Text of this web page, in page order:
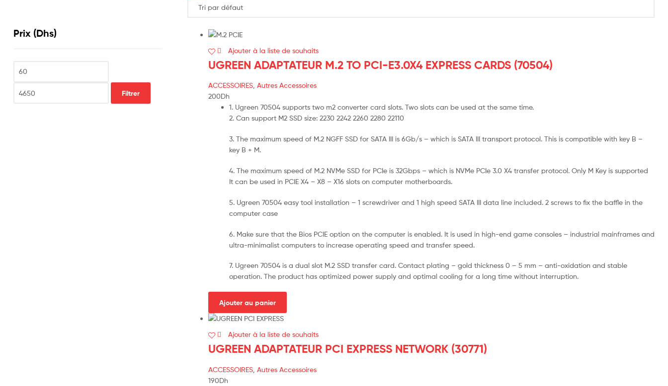
Ajouter à la liste de souhaits
UGREEN ADAPTATEUR M.2 TO PCI-E3.0X4 EXPRESS CARDS (70504)
ACCESSOIRES Autres Accessoires
200Dh
1. Ugreen 70504 supports two m2 converter card slots. Two slots can be used at the same time.
2. Can support M2 SSD size: 2230 2242 2260 2280 22110
3. The maximum speed of M.2 NGFF SSD for SATA III is 6Gb/s – which is SATA III transport protocol. This is compatible with key B –
key B + M.
4. The maximum speed of M.2 NVMe SSD for PCIe is 32Gbps – which is NVMe PCIe 3.0 X4 transfer protocol. Only M Key is supported
It can be used in PCIE X4 – X8 – X16 slots on computer motherboards.
5. Ugreen 70504 easy tool installation – 1 screwdriver and 1 high speed SATA III data line included. 2 screws to fix the baffle in the
computer case
6. Make sure that the Bios PCIE option on the computer is enabled. It is used in high-end game consoles – industrial mainframes and
ultra-minimalist computers to increase operating speed and transfer speed.
7. Ugreen 70504 is a dual slot M.2 SSD transfer card. Contact plating – gold thickness 0 – 5 mm – anti-oxidation and stable
operation. The product has optimized power supply and optimal cooling for a long time without interruption.
Ajouter au panier
Ajouter à la liste de souhaits
UGREEN ADAPTATEUR PCI EXPRESS NETWORK (30771)
ACCESSOIRES Autres Accessoires
190Dh
Prix (Dhs)
Filtrer